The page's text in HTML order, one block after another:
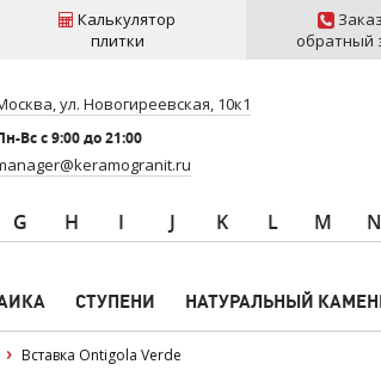
Калькулятор
плитки
обратный
ул. Новогиреевская, 10к1
Вс c 9:00 до 21:00
G H I J K L M N
СТУПЕНИ НАТУРАЛЬНЫЙ
Вставка Ontigola Verde